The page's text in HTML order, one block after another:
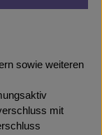
sowie weiteren
mit